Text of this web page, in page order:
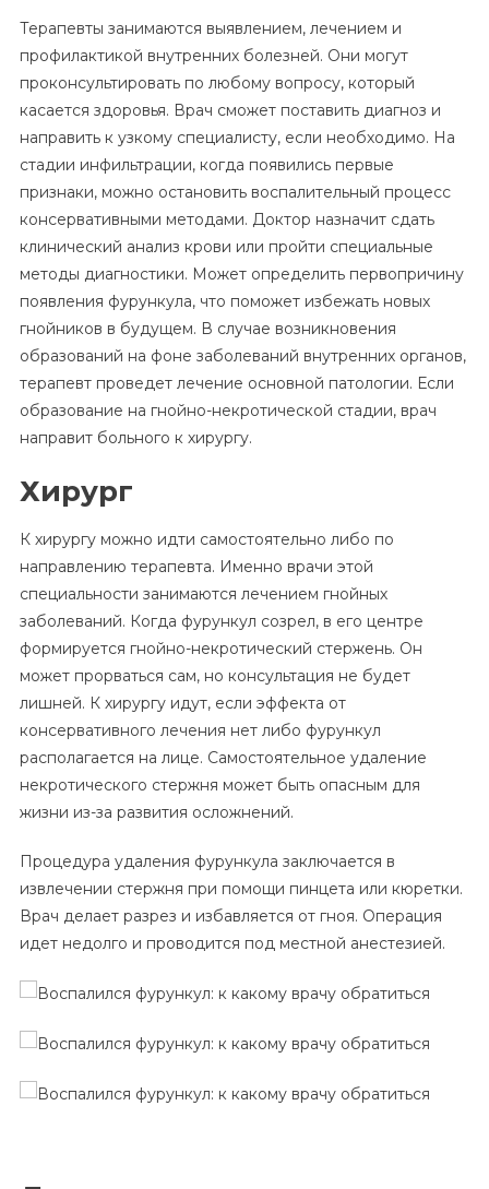
Терапевты занимаются выявлением, лечением и
профилактикой внутренних болезней. Они могут
проконсультировать по любому вопросу, который
касается здоровья. Врач сможет поставить диагноз и
направить к узкому специалисту, если необходимо. На
стадии инфильтрации, когда появились первые
признаки, можно остановить воспалительный процесс
консервативными методами. Доктор назначит сдать
клинический анализ крови или пройти специальные
методы диагностики. Может определить первопричину
появления фурункула, что поможет избежать новых
гнойников в будущем. В случае возникновения
образований на фоне заболеваний внутренних органов,
терапевт проведет лечение основной патологии. Если
образование на гнойно-некротической стадии, врач
направит больного к хирургу.
Хирург
К хирургу можно идти самостоятельно либо по
направлению терапевта. Именно врачи этой
специальности занимаются лечением гнойных
заболеваний. Когда фурункул созрел, в его центре
формируется гнойно-некротический стержень. Он
может прорваться сам, но консультация не будет
лишней. К хирургу идут, если эффекта от
консервативного лечения нет либо фурункул
располагается на лице. Самостоятельное удаление
некротического стержня может быть опасным для
жизни из-за развития осложнений.
Процедура удаления фурункула заключается в
извлечении стержня при помощи пинцета или кюретки.
Врач делает разрез и избавляется от гноя. Операция
идет недолго и проводится под местной анестезией.